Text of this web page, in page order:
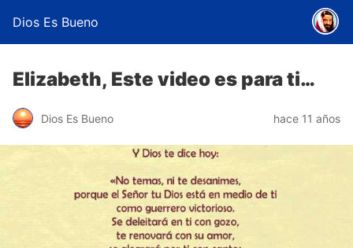
Dios Es Bueno
Elizabeth, Este video es para ti…
Dios Es Bueno hace 11 años